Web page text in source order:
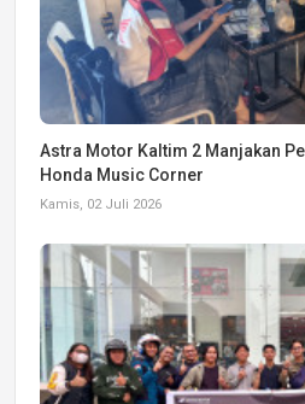
Astra Motor Kaltim 2 Manjakan
Honda Music Corner
Kamis, 02 Juli 2026